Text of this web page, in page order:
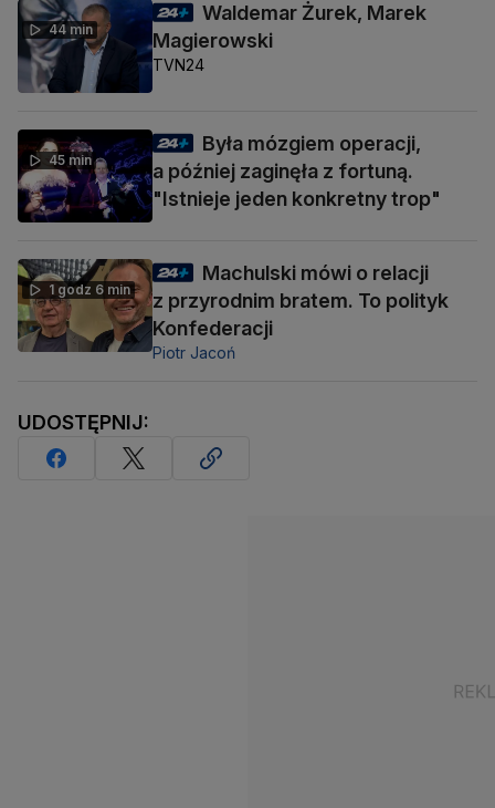
44 min
Waldemar Żurek, Marek
Magierowski
TVN24
45 min
Była mózgiem operacji,
a później zaginęła z fortuną.
"Istnieje jeden konkretny trop"
1 godz 6 min
Machulski mówi o relacji
z przyrodnim bratem. To polityk
Konfederacji
Piotr Jacoń
UDOSTĘPNIJ: